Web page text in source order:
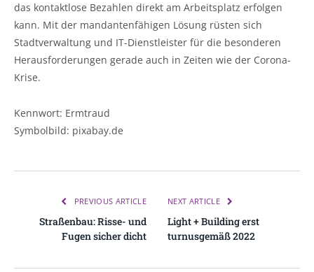
das kontaktlose Bezahlen direkt am Arbeitsplatz erfolgen
kann. Mit der mandantenfähigen Lösung rüsten sich
Stadtverwaltung und IT-Dienstleister für die besonderen
Herausforderungen gerade auch in Zeiten wie der Corona-
Krise.
Kennwort: Ermtraud
Symbolbild: pixabay.de
PREVIOUS ARTICLE
Straßenbau: Risse- und
Fugen sicher dicht
NEXT ARTICLE
Light + Building erst
turnusgemäß 2022